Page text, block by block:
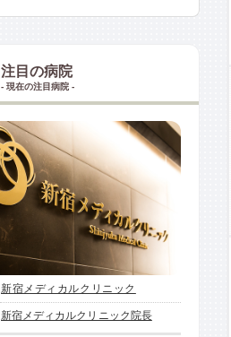
注目の病院
- 現在の注目病院 -
新宿メディカルクリニック
新宿メディカルクリニック院長